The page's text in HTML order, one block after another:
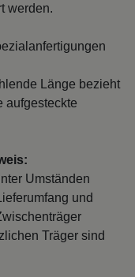
werden.
Länge bezieht
aufgesteckte
Umständen
und
Träger sind